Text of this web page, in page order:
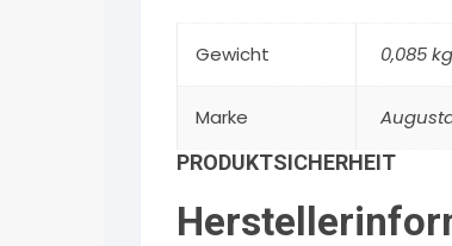
Gewicht 0,085 kg
Marke
PRODUKTSICHERHEIT